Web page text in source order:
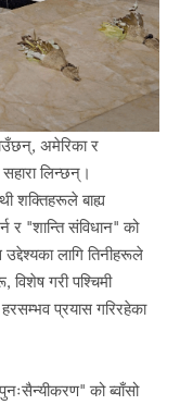
अमेरिका र
लिन्छन्।
शक्तिहरूले बाह्य
र "शान्ति संविधान" को
लागि तिनीहरूले
विशेष गरी पश्चिमी
प्रयास गरिरहेका
को ब्वाँसो